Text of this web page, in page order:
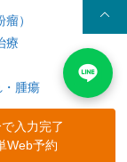
）
療
・腫瘍
入力完了
Web予約